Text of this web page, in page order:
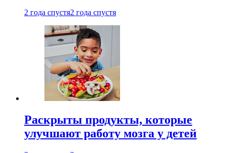
2 года спустя2 года спустя
Раскрыты продукты, которые
улучшают работу мозга у детей